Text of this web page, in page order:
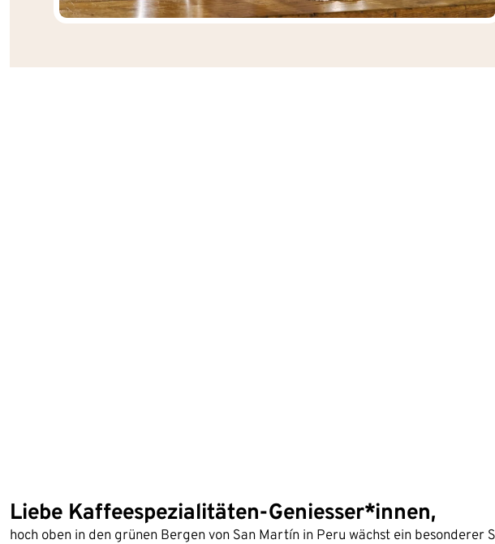
Liebe Kaffeespezialitäten-Geniesser*innen,
hoch oben in den grünen Bergen von San Martín in Peru wächst ein besonderer